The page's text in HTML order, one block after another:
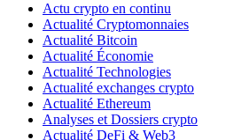
Actu crypto en continu
Actualité Cryptomonnaies
Actualité Bitcoin
Actualité Économie
Actualité Technologies
Actualité exchanges crypto
Actualité Ethereum
Analyses et Dossiers crypto
Actualité DeFi & Web3